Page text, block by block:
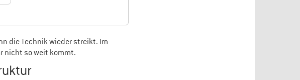
die Technik wieder streikt. Im
nicht so weit kommt.